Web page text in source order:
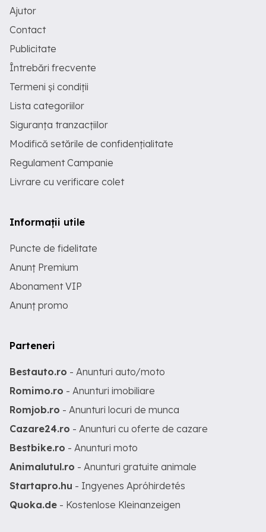
Ajutor
Contact
Publicitate
Întrebări frecvente
Termeni și condiții
Lista categoriilor
Siguranța tranzacțiilor
Modifică setările de confidențialitate
Regulament Campanie
Livrare cu verificare colet
Informații utile
Puncte de fidelitate
Anunț Premium
Abonament VIP
Anunț promo
Parteneri
Bestauto.ro - Anunturi auto/moto
Romimo.ro - Anunturi imobiliare
Romjob.ro - Anunturi locuri de munca
Cazare24.ro - Anunturi cu oferte de cazare
Bestbike.ro - Anunturi moto
Animalutul.ro - Anunturi gratuite animale
Startapro.hu - Ingyenes Apróhirdetés
Quoka.de - Kostenlose Kleinanzeigen